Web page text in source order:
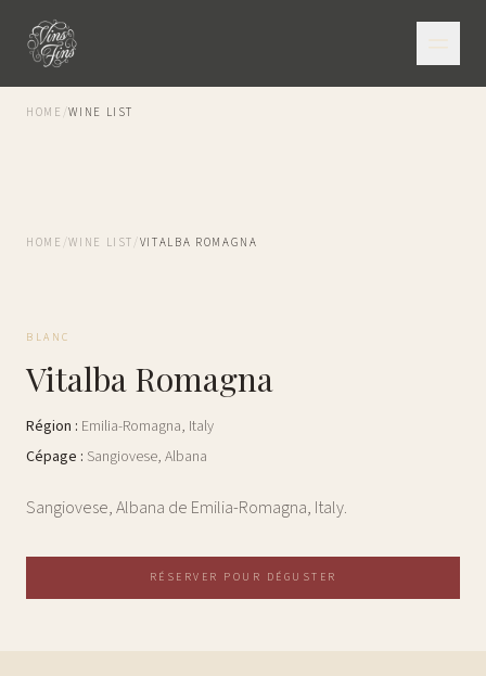
HOME /WINE LIST
HOME /WINE LIST/VITALBA ROMAGNA
BLANC
Vitalba Romagna
Région : Emilia-Romagna, Italy
Cépage : Sangiovese, Albana
Sangiovese, Albana de Emilia-Romagna, Italy.
RÉSERVER POUR DÉGUSTER